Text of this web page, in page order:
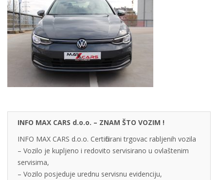
INFO MAX CARS d.o.o. – ZNAM ŠTO VOZIM !
INFO MAX CARS d.o.o. Certificirani trgovac rabljenih vozila
– Vozilo je kupljeno i redovito servisirano u ovlaštenim
servisima,
– Vozilo posjeduje urednu servisnu evidenciju,